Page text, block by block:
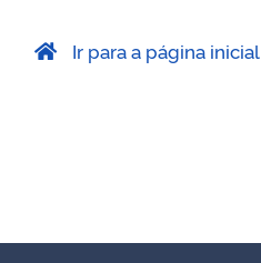
Ir para a página inicial